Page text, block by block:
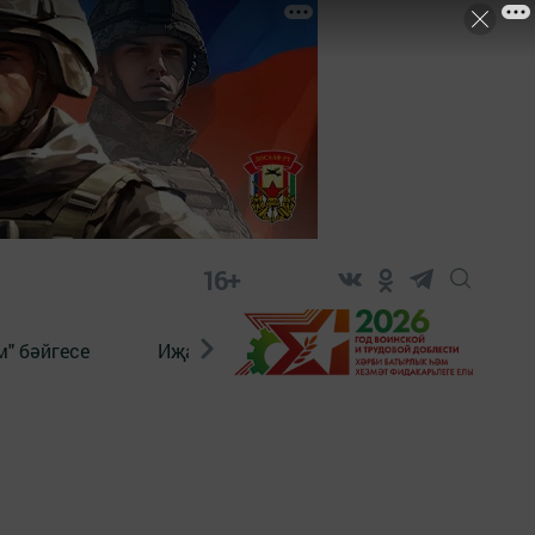
16+
бәйгесе Иҗат Реклама Онлайн